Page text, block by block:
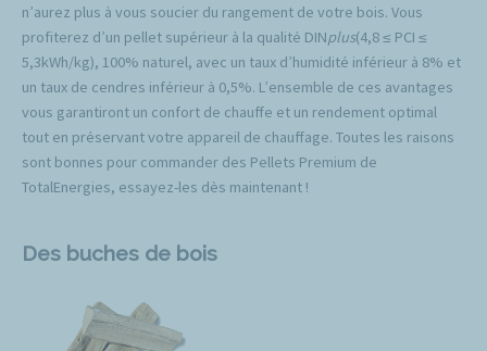
n’aurez plus à vous soucier du rangement de votre bois. Vous
profiterez d’un pellet supérieur à la qualité DINplus(4,8 ≤ PCI ≤
5,3kWh/kg), 100% naturel, avec un taux d’humidité inférieur à 8% et
un taux de cendres inférieur à 0,5%. L’ensemble de ces avantages
vous garantiront un confort de chauffe et un rendement optimal
tout en préservant votre appareil de chauffage. Toutes les raisons
sont bonnes pour commander des Pellets Premium de
TotalEnergies, essayez-les dès maintenant !
Des buches de bois